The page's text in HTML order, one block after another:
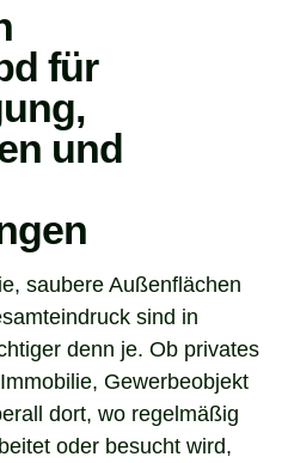
für
und
saubere Außenflächen
sind in
denn je. Ob privates
Gewerbeobjekt
dort, wo regelmäßig
oder besucht wird,